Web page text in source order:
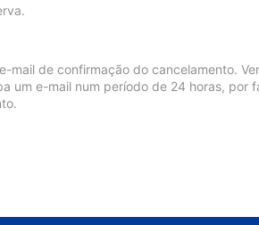
mail de confirmação do cancelamento.
um e-mail num período de 24 horas, por